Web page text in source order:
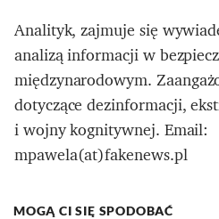
Analityk, zajmuje się
analizą informacji w
międzynarodowym.
dotyczące dezinformacji,
i wojny kognitywnej. Email:
mpawela(at)fakenews.pl
MOGĄ CI SIĘ SPODOBAĆ